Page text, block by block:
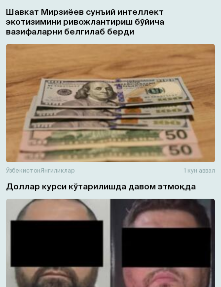
Шавкат Мирзиёев сунъий интеллект
экотизимини ривожлантириш бўйича
вазифаларни белгилаб берди
ЎзбекистонЯнгиликлар 1 кун аввал
Доллар курси кўтарилишда давом этмоқда